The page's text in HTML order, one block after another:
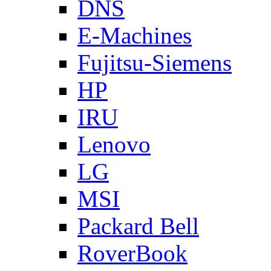
DNS
E-Machines
Fujitsu-Siemens
HP
IRU
Lenovo
LG
MSI
Packard Bell
RoverBook